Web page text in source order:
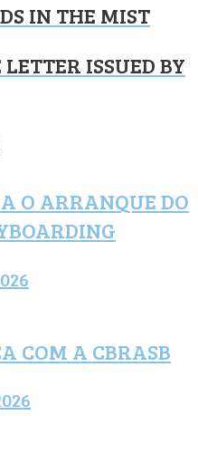
IN THE MIST
LETTER ISSUED BY
O ARRANQUE DO
COM A CBRASB